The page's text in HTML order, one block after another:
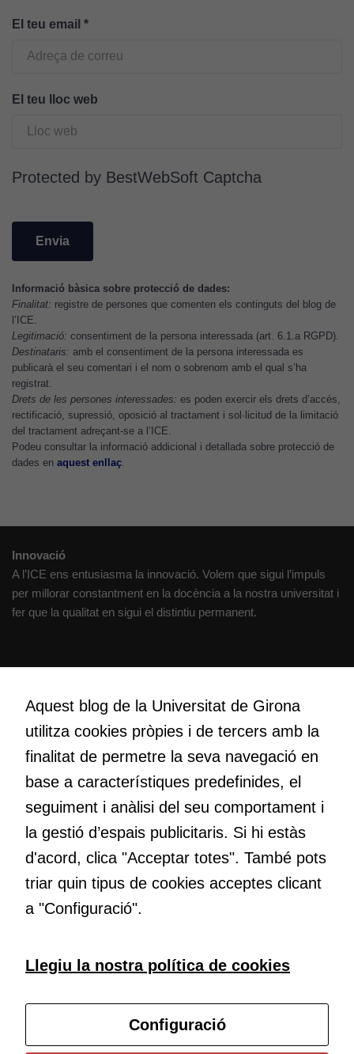
El teu email *
El teu lloc web
Protected by BestWebSoft Captcha
Informació bàsica sobre protecció de dades:
Finalitat: registre de persones que comenten els continguts del blog de
l’ICE.
Legitimació: consentiment de la persona interessada (art. 6.1.a RGPD).
Destinataris: amb el consentiment de la persona interessada es
publicarà el seu comentari i el nom o sobrenom amb el qual s’ha
registrat.
Drets de les persones interessades: es poden exercir els drets d’accés,
rectificació, supressió, oposició al tractament i sol·licitud de la limitació
del tractament adreçant-se a l’ICE.
Podeu consultar la informació addicional i detallada sobre protecció de
dades en aquest enllaç
Innovació
A l’ICE ens entusiasma la innovació. Volem que sigui l’impuls
per millorar constantment en la docència a la nostra universitat i
fer que la qualitat en sigui el distintiu permanent.
Volem crear espais de reflexió i de debat, espais on qüestionar-
nos el que estem fent, atrevir-nos a pensar noves i millors
maneres de fer-ho i generar plegats idees innovadores.
Educació
transformació. Volem contribuir a millorar-la impulsant
metodologies docents actives i ambients d’aprenentatge
dinàmics.
Subscriu-te al butlletí
Configura les cookies
Aquest blog de la Universitat de Girona
utilitza cookies pròpies i de tercers amb la
finalitat de permetre la seva navegació en
base a característiques predefinides, el
seguiment i anàlisi del seu comportament i
la gestió d’espais publicitaris. Si hi estàs
d'acord, clica "Acceptar totes". També pots
triar quin tipus de cookies acceptes clicant
a "Configuració".
Llegiu la nostra política de cookies
Configuració
tècniques
Aquestes
necessàries
perquè el
funcioni.
Cookies
d'anàlisi
cookies de
i l'estructura
del lloc
web, en
lloc web
Cookies
d'experiència
Per tal que el
tingui el millor
rendiment
possible durant
la vostra visita.
Si rebutgeu
funcionalitats
desapareixeran